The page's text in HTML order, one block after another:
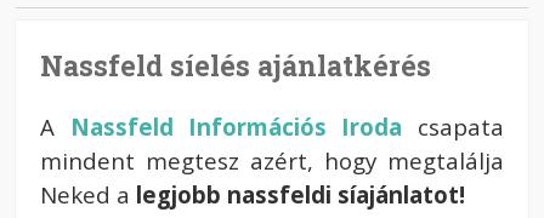
Nassfeld síelés ajánlatkérés
A Nassfeld Információs Iroda csapata
mindent megtesz azért, hogy megtalálja
Neked a legjobb nassfeldi síajánlatot!